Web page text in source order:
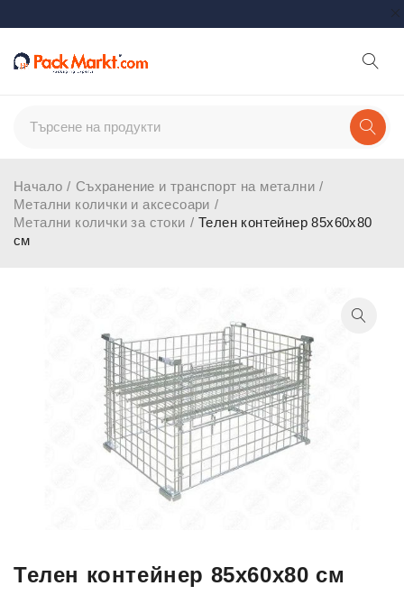
Начало / Съхранение и транспорт на метални /
Метални колички и аксесоари /
Метални колички за стоки / Телен контейнер 85x60x80
см
Телен контейнер 85x60x80 см